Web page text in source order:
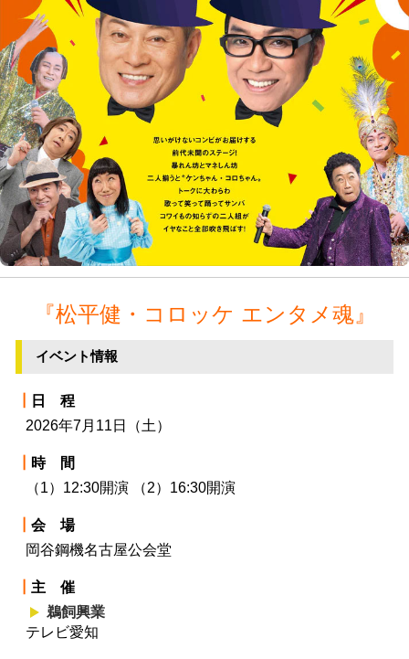
『松平健・コロッケ エンタメ魂』
イベント情報
日 程
2026年7月11日（土）
時 間
（1）12:30開演 （2）16:30開演
会 場
岡谷鋼機名古屋公会堂
主 催
鵜飼興業
テレビ愛知